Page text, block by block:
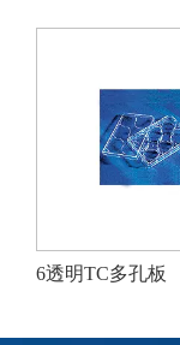
6透明TC多孔板